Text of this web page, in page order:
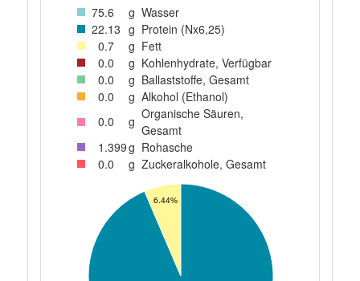
75.6 g Wasser
22.13 g Protein (Nx6,25)
0.7 g Fett
0.0 g Kohlenhydrate, Verfügbar
0.0 g Ballaststoffe, Gesamt
0.0 g Alkohol (Ethanol)
0.0 g Organische Säuren,
Gesamt
1 .399g Rohasche
0.0 g Zuckeralkohole, Gesamt
6.44%